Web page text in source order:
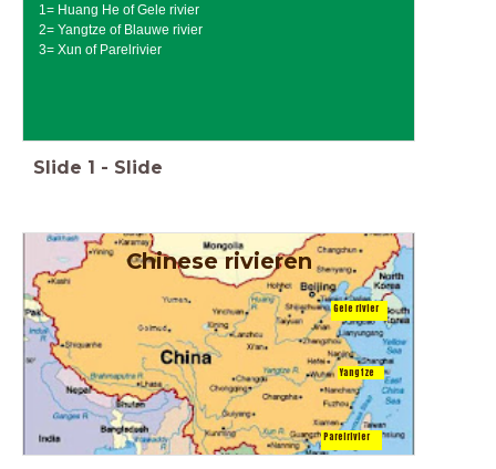
1= Huang He of Gele rivier
2= Yangtze of Blauwe rivier
3= Xun of Parelrivier
Slide 1 - Slide
Chinese rivieren
Parelrivier
Yangtze
Gele rivier